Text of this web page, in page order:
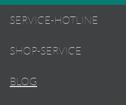
SERVICE-HOTLINE
SHOP-SERVICE
BLOG